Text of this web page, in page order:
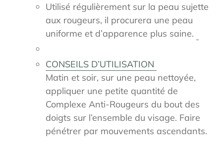
Utilisé régulièrement sur la peau sujette
aux rougeurs, il procurera une peau
uniforme et d’apparence plus saine.
CONSEILS D’UTILISATION
Matin et soir, sur une peau nettoyée,
appliquer une petite quantité de
Complexe Anti-Rougeurs du bout des
doigts sur l’ensemble du visage. Faire
pénétrer par mouvements ascendants.